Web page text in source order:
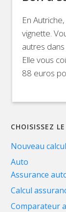
En
vignette.
autres
Elle vous
88 euros
CHOISISSEZ
Nouveau calcul
Auto
Assurance
Calcul
Comparateur